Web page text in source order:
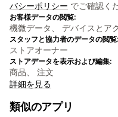
バシーポリシー でご確認く
お客様データの閲覧:
機微データ、 デバイスとア
スタッフと協力者のデータの閲覧:
ストアオーナー
ストアデータを表示および編集:
商品、 注文
詳細を見る
類似のアプリ